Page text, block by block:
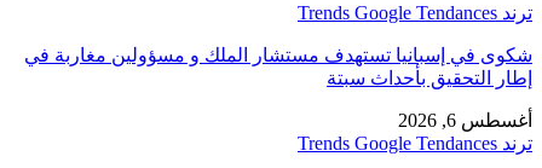
ترند Trends Google Tendances
شكوى في إسبانيا تستهدف مستشار الملك و مسؤولين مغاربة في
إطار التحقيق بأحداث سبتة
أغسطس 6, 2026
ترند Trends Google Tendances